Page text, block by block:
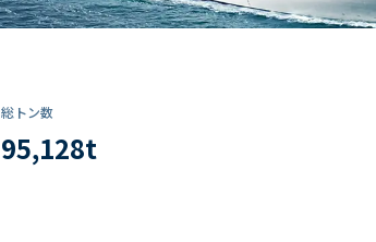
総トン数​
95,128t